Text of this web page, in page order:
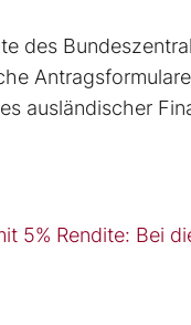
des
ausländischer
5% Rendite: Bei